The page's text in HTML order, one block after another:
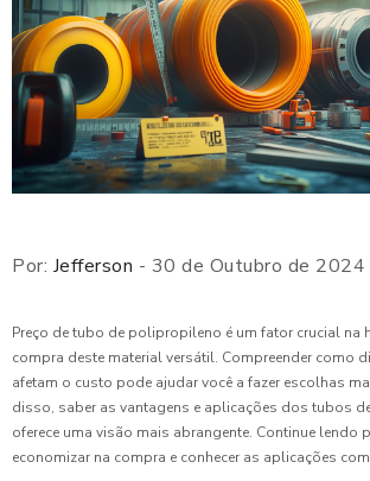
Por: Jefferson - 30 de Outubro de 2024
Preço de tubo de polipropileno é um fator crucial na
compra deste material versátil. Compreender como
afetam o custo pode ajudar você a fazer escolhas
disso, saber as vantagens e aplicações dos tubos
oferece uma visão mais abrangente. Continue lendo
economizar na compra e conhecer as aplicações